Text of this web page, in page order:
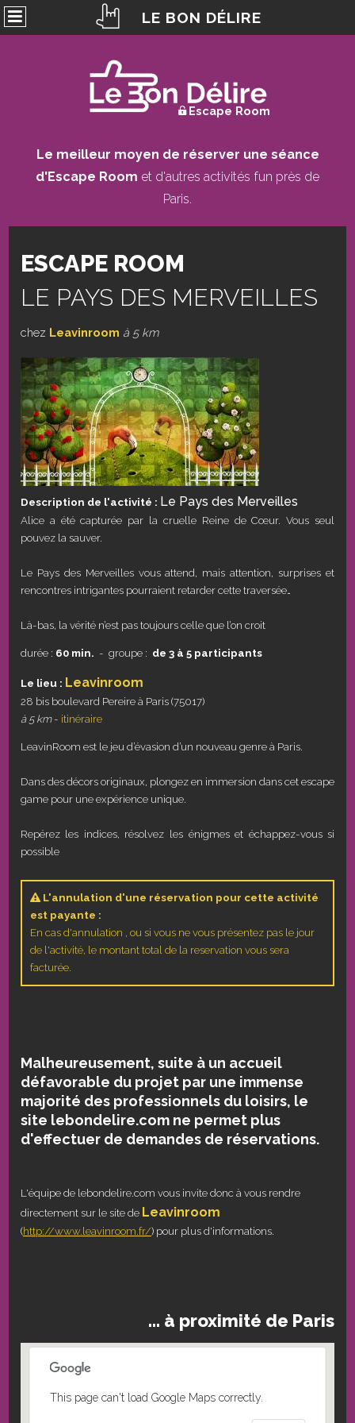
Escape Room
Le meilleur moyen de réserver une séance
d'Escape Room et d'autres activités fun près de
Paris.
ESCAPE ROOM
LE PAYS DES MERVEILLES
chez Leavinroom à 5 km
Description de l'activité : Le Pays des Merveilles
Alice a été capturée par la cruelle Reine de Cœur. Vous seul
pouvez la sauver.
Le Pays des Merveilles vous attend, mais attention, surprises et
rencontres intrigantes pourraient retarder cette traversée…
Là-bas, la vérité n’est pas toujours celle que l’on croit
durée : 60 min. - groupe : de 3 à 5 participants
Le lieu : Leavinroom
28 bis boulevard Pereire à Paris (75017)
à 5 km- itinéraire
LeavinRoom est le jeu d’évasion d’un nouveau genre à Paris.
Dans des décors originaux, plongez en immersion dans cet escape
game pour une expérience unique.
Repérez les indices, résolvez les énigmes et échappez-vous si
possible
L'annulation d'une réservation pour cette activité
est payante :
En cas d'annulation , ou si vous ne vous présentez pas le jour
de l'activité, le montant total de la reservation vous sera
facturée.
Malheureusement, suite à un accueil
défavorable du projet par une immense
majorité des professionnels du loisirs, le
site lebondelire.com ne permet plus
d'effectuer de demandes de réservations.
L'équipe de lebondelire.com vous invite donc à vous rendre
directement sur le site de Leavinroom
(http://www.leavinroom.fr/) pour plus d'informations.
... à proximité de Paris
This page can't load Google Maps correctly.
LE BON DÉLIRE